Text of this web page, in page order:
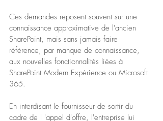
Ces demandes reposent souvent sur une
connaissance approximative de l'ancien
SharePoint, mais sans jamais faire
référence, par manque de connaissance,
aux nouvelles fonctionnalités liées à
SharePoint Modern Expérience ou Microsoft
365.
En interdisant le fournisseur de sortir du
cadre de l 'appel d'offre, l'entreprise lui